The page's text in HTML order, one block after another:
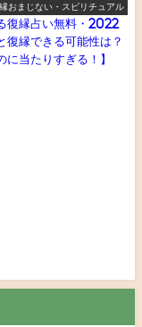
おまじない・スピリチュアル
復縁占い無料・2022
復縁できる可能性は？
に当たりすぎる！】